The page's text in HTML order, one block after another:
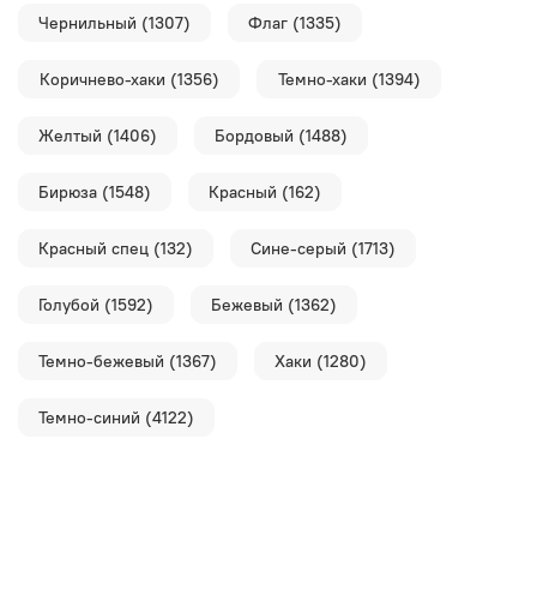
Чернильный (1307) Флаг (1335)
Коричнево-хаки (1356) Темно-хаки (1394)
Желтый (1406) Бордовый (1488)
Бирюза (1548) Красный (162)
Красный спец (132) Сине-серый (1713)
Голубой (1592) Бежевый (1362)
Темно-бежевый (1367) Хаки (1280)
Темно-синий (4122)